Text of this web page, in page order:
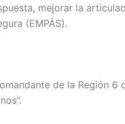
mejorar la
(EMPÁS).
de la Región